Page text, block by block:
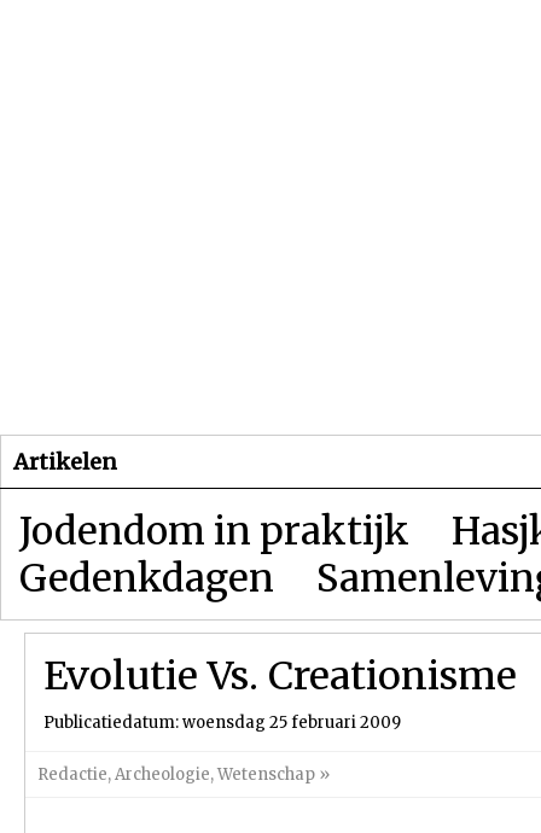
Artikelen
Jodendom in praktijk
Gedenkdagen
Evolutie Vs. Creationisme
Publicatiedatum: woensdag 25 februari 2009
Redactie,Archeologie,Wetenschap »